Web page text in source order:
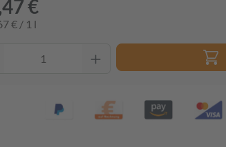
€
€ / 1 l